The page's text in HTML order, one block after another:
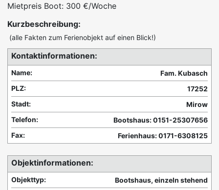
Mietpreis Boot: 300 €/Woche
Kurzbeschreibung:
(alle Fakten zum Ferienobjekt auf einen Blick!)
Kontaktinformationen:
Name:
Fam. Kubasch
PLZ:
17252
Stadt:
Mirow
Telefon:
Bootshaus: 0151-25307656
Fax:
Ferienhaus: 0171-6308125
Objektinformationen:
Objekttyp:
Bootshaus, einzeln stehend